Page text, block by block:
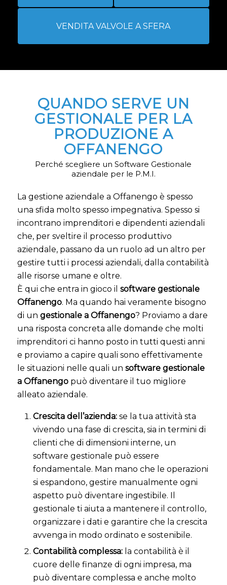
VENDITA VALVOLE A SFERA
QUANDO SERVE UN
GESTIONALE PER LA
PRODUZIONE A
OFFANENGO
Perché scegliere un Software Gestionale
aziendale per le P.M.I.
La gestione aziendale a Offanengo è spesso
una sfida molto spesso impegnativa. Spesso si
incontrano imprenditori e dipendenti aziendali
che, per sveltire il processo produttivo
aziendale, passano da un ruolo ad un altro per
gestire tutti i processi aziendali, dalla contabilità
alle risorse umane e oltre.
È qui che entra in gioco il software gestionale
Offanengo. Ma quando hai veramente bisogno
di un gestionale a Offanengo? Proviamo a dare
una risposta concreta alle domande che molti
imprenditori ci hanno posto in tutti questi anni
e proviamo a capire quali sono effettivamente
le situazioni nelle quali un software gestionale
a Offanengopuò diventare il tuo migliore
alleato aziendale.
Crescita dell’azienda: se la tua attività sta
vivendo una fase di crescita, sia in termini di
clienti che di dimensioni interne, un
software gestionale può essere
fondamentale. Man mano che le operazioni
si espandono, gestire manualmente ogni
aspetto può diventare ingestibile. Il
gestionale ti aiuta a mantenere il controllo,
organizzare i dati e garantire che la crescita
avvenga in modo ordinato e sostenibile.
Contabilità complessa: a contabilità è il
cuore delle finanze di ogni impresa, ma
può diventare complessa e anche molto